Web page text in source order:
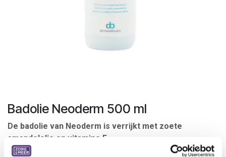
Badolie Neoderm 500 ml
De badolie van Neoderm is verrijkt met zoete
amandelolie en vitamine E.